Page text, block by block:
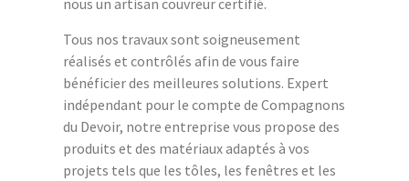
nous un artisan couvreur certifié.
Tous nos travaux sont soigneusement
réalisés et contrôlés afin de vous faire
bénéficier des meilleures solutions. Expert
indépendant pour le compte de Compagnons
du Devoir, notre entreprise vous propose des
produits et des matériaux adaptés à vos
projets tels que les tôles, les fenêtres et les